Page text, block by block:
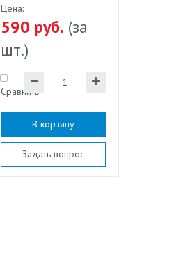
Цена:
590 руб. (за
шт.)
Сравнить
В корзину
Задать вопрос